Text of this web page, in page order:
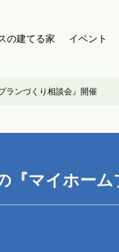
の建てる家 イベント
ランづくり相談会』開催
『マイホー